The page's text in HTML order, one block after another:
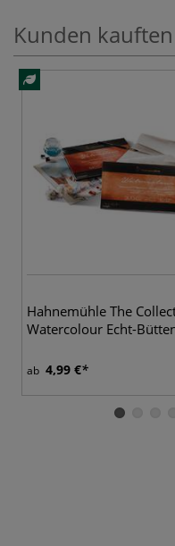
Kunden
Hahnemühle The
Watercolour Echt-
ab 4,99 €